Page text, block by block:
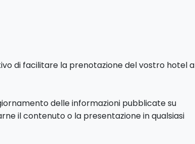
di facilitare la prenotazione del vostro hotel a
delle informazioni pubblicate su
il contenuto o la presentazione in qualsiasi